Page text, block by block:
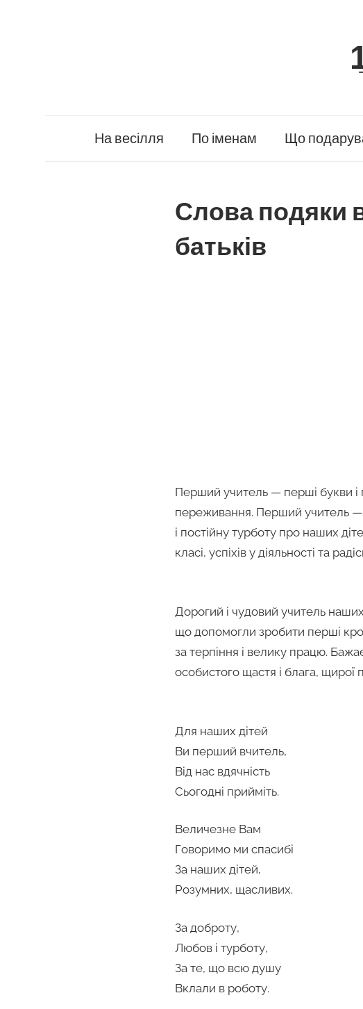
На весілля По іменам Що
Слова подяки
батьків
Перший учитель — перші букви і
переживання. Перший учитель —
і постійну турботу про наших
класі, успіхів у діяльності та
Дорогий і чудовий учитель
що допомогли зробити перші
за терпіння і велику працю.
особистого щастя і блага, щирої
Для наших дітей
Ви перший вчитель,
Від нас вдячність
Сьогодні прийміть.
Величезне Вам
Говоримо ми спасибі
За наших дітей,
Розумних, щасливих.
За доброту,
Любов і турботу,
За те, що всю душу
Вклали в роботу.